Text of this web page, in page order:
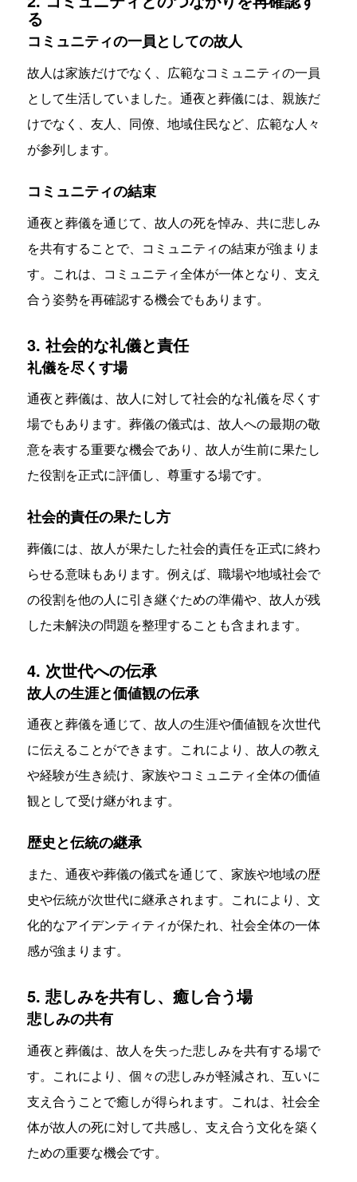
る
コミュニティの一員としての故人
故人は家族だけでなく、広範なコミュニティの一員
として生活していました。通夜と葬儀には、親族だ
けでなく、友人、同僚、地域住民など、広範な人々
が参列します。
コミュニティの結束
通夜と葬儀を通じて、故人の死を悼み、共に悲しみ
を共有することで、コミュニティの結束が強まりま
す。これは、コミュニティ全体が一体となり、支え
合う姿勢を再確認する機会でもあります。
3. 社会的な礼儀と責任
礼儀を尽くす場
通夜と葬儀は、故人に対して社会的な礼儀を尽くす
場でもあります。葬儀の儀式は、故人への最期の敬
意を表する重要な機会であり、故人が生前に果たし
た役割を正式に評価し、尊重する場です。
社会的責任の果たし方
葬儀には、故人が果たした社会的責任を正式に終わ
らせる意味もあります。例えば、職場や地域社会で
の役割を他の人に引き継ぐための準備や、故人が残
した未解決の問題を整理することも含まれます。
4. 次世代への伝承
故人の生涯と価値観の伝承
通夜と葬儀を通じて、故人の生涯や価値観を次世代
に伝えることができます。これにより、故人の教え
や経験が生き続け、家族やコミュニティ全体の価値
観として受け継がれます。
歴史と伝統の継承
また、通夜や葬儀の儀式を通じて、家族や地域の歴
史や伝統が次世代に継承されます。これにより、文
化的なアイデンティティが保たれ、社会全体の一体
感が強まります。
5. 悲しみを共有し、癒し合う場
悲しみの共有
通夜と葬儀は、故人を失った悲しみを共有する場で
す。これにより、個々の悲しみが軽減され、互いに
支え合うことで癒しが得られます。これは、社会全
体が故人の死に対して共感し、支え合う文化を築く
ための重要な機会です。